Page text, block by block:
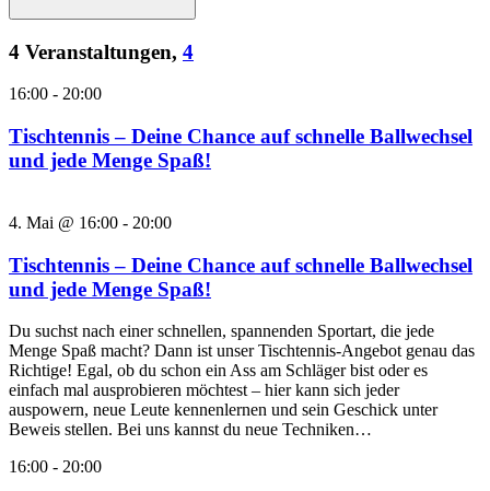
4 Veranstaltungen, 4
16:00 - 20:00
Tischtennis – Deine Chance auf schnelle Ballwechsel
und jede Menge Spaß!
4. Mai @ 16:00 - 20:00
Tischtennis – Deine Chance auf schnelle Ballwechsel
und jede Menge Spaß!
Du suchst nach einer schnellen, spannenden Sportart, die jede
Menge Spaß macht? Dann ist unser Tischtennis-Angebot genau das
Richtige! Egal, ob du schon ein Ass am Schläger bist oder es
einfach mal ausprobieren möchtest – hier kann sich jeder
auspowern, neue Leute kennenlernen und sein Geschick unter
Beweis stellen. Bei uns kannst du neue Techniken…
16:00 - 20:00